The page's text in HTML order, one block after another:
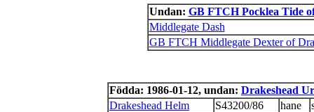
Undan: GB FTCH Pocklea Tide
Middlegate Dash
GB FTCH Middlegate Dexter of
Födda: 1986-01-12, undan: Drakeshead
Drakeshead Helm
S43200/86 hane